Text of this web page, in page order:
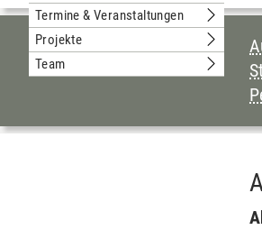
Termine & Veranstaltungen
Projekte
Team